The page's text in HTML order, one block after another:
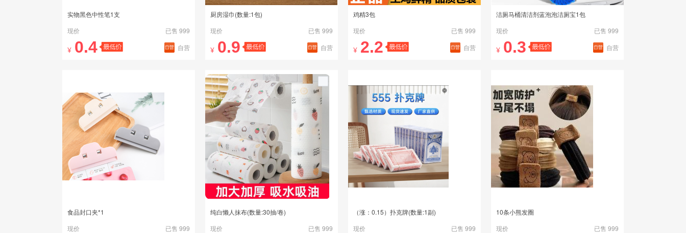
实物黑色中性笔1支
现价
已售 999
¥ 0.4 自营
厨房湿巾(数量:1包)
现价
已售 999
¥ 0.9 自营
鸡精3包
现价
已售 999
¥ 2.2 自营
洁厕马桶清洁剂蓝泡泡洁厕宝1包
现价
已售 999
¥ 0.3 自营
食品封口夹*1
现价
已售 999
纯白懒人抹布(数量:30抽/卷)
现价
已售 999
（涨：0.15）扑克牌(数量:1副)
现价
已售 999
10条小熊发圈
现价
已售 999